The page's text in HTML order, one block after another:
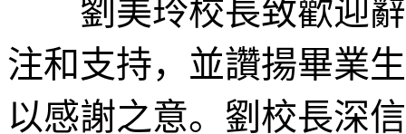
劉美玲校長致歡迎辭
注和支持，並讚揚畢業
以感謝之意。劉校長深